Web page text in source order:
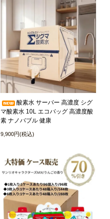
酸素水 サーバー 高濃度 シグ
マ酸素水 10L エコバッグ 高濃度酸
素 ナノバブル 健康
9,900円(税込)